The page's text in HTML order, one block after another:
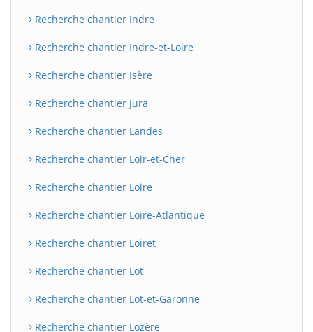
Recherche chantier Indre
Recherche chantier Indre-et-Loire
Recherche chantier Isère
Recherche chantier Jura
Recherche chantier Landes
Recherche chantier Loir-et-Cher
Recherche chantier Loire
Recherche chantier Loire-Atlantique
Recherche chantier Loiret
Recherche chantier Lot
Recherche chantier Lot-et-Garonne
Recherche chantier Lozère
B BatiWebPro
B
BatiWebPro